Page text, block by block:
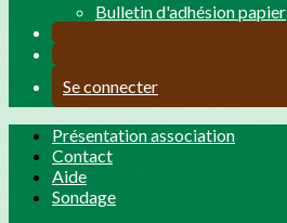
Bulletin d'adhésion papier
Se connecter
Présentation association
Contact
Aide
Sondage